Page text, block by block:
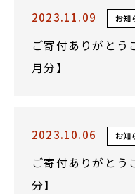
2023.11.09 お知
ご寄付ありがと
月分】
2023.10.06 お知
ご寄付ありがとう
分】